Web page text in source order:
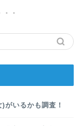
がいるかも調査！